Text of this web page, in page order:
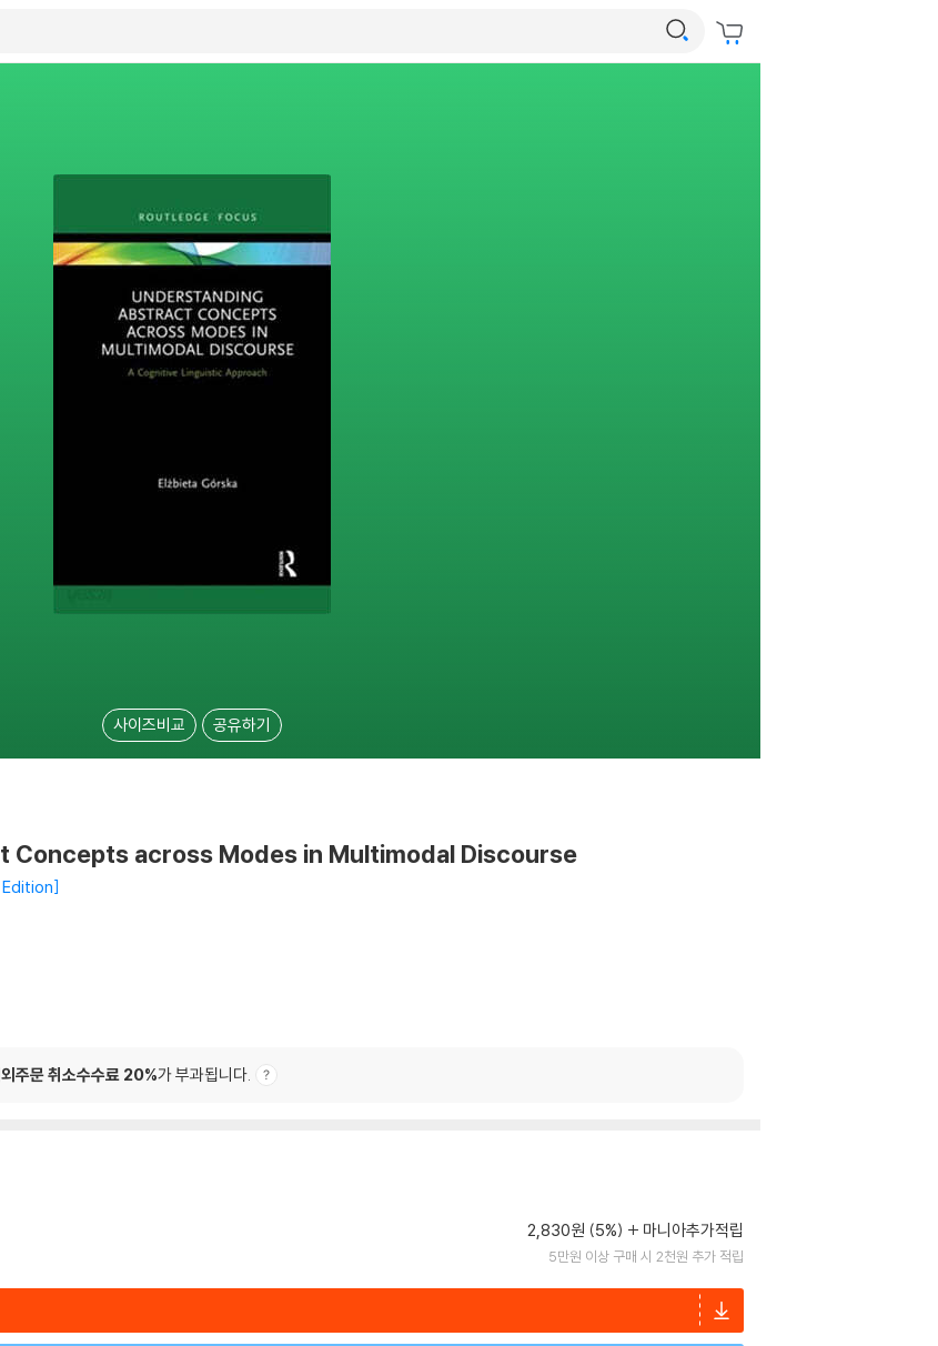
사이즈비교 공유하기
across Modes in Multimodal Discourse
주문 취소수수료 20%가 부과됩니다.
2,830원 (5%) 마니아추가적립
5만원 이상 구매 시 2천원 추가 적립